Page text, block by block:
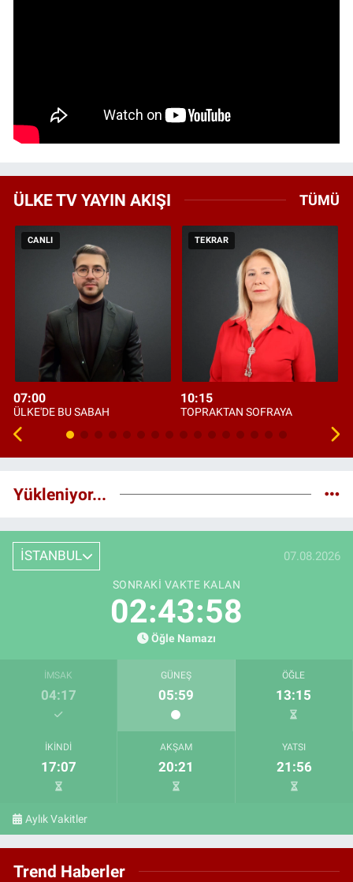
ÜLKE TV YAYIN AKIŞI TÜMÜ
CANLI
07:00
ÜLKE'DE BU SABAH
TEKRAR
10:15
TOPRAKTAN SOFRAYA
Yükleniyor...
İSTANBUL 07.08.2026
SONRAKI VAKTE KALAN
02:43:57
Öğle Namazı
İMSAK
04:17
GÜNEŞ
05:59
ÖĞLE
13:15
İKINDI
17:07
AKŞAM
20:21
YATSI
21:56
Aylık Vakitler
Trend Haberler